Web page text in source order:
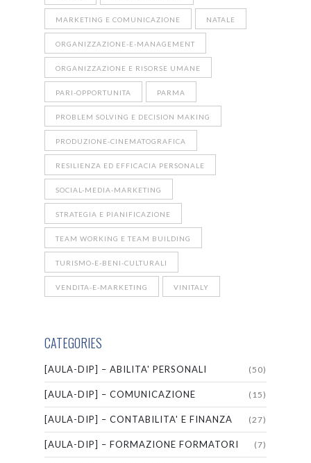
MARKETING E COMUNICAZIONE NATALE
ORGANIZZAZIONE-E-MANAGEMENT
ORGANIZZAZIONE E RISORSE UMANE
PARI-OPPORTUNITA PARMA
PROBLEM SOLVING E DECISION MAKING
PRODUZIONE-CINEMATOGRAFICA
RESILIENZA ED EFFICACIA PERSONALE
SOCIAL-MEDIA-MARKETING
STRATEGIA E PIANIFICAZIONE
TEAM WORKING E TEAM BUILDING
TURISMO-E-BENI-CULTURALI
VENDITA-E-MARKETING VINITALY
CATEGORIES
[AULA-DIP] – ABILITA' PERSONALI (50)
[AULA-DIP] – COMUNICAZIONE (15)
[AULA-DIP] – CONTABILITA' E FINANZA (27)
[AULA-DIP] – FORMAZIONE FORMATORI (7)